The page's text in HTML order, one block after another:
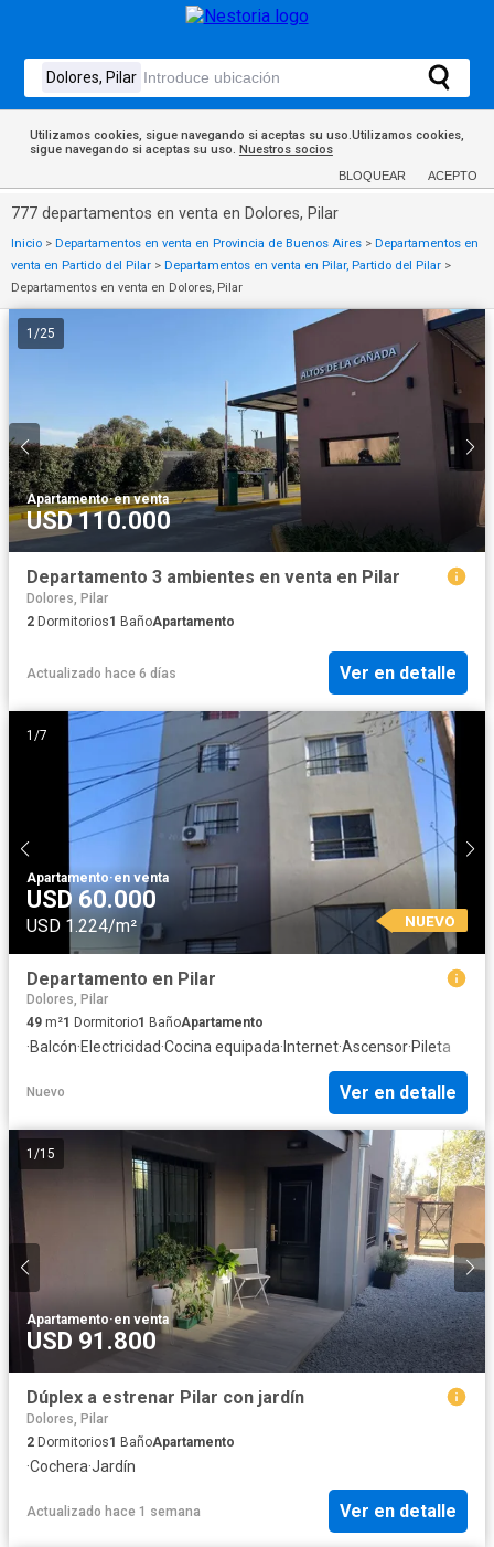
Utilizamos cookies, sigue navegando si aceptas su uso.Utilizamos cookies,
sigue navegando si aceptas su uso. Nuestros socios
BLOQUEAR ACEPTO
777 departamentos en venta en Dolores, Pilar
Inicio > Departamentos en venta en Provincia de Buenos Aires > Departamentos en
venta en Partido del Pilar > Departamentos en venta en Pilar, Partido del Pilar >
Departamentos en venta en Dolores, Pilar
1 /25
Apartamento·en venta
USD 110.000
Departamento 3 ambientes en venta en Pilar
Dolores, Pilar
2 Dormitorios1 BañoApartamento
Actualizado hace 6 días Ver en detalle
1 /7
Apartamento·en venta
USD 60.000
USD 1.224/m² NUEVO
Departamento en Pilar
Dolores, Pilar
49 m²1 Dormitorio1 BañoApartamento
·Balcón·Electricidad·Cocina equipada· Internet·Ascensor·Pileta
Nuevo Ver en detalle
1 /15
Apartamento·en venta
USD 91.800
Dúplex a estrenar Pilar con jardín
Dolores, Pilar
2 Dormitorios1 BañoApartamento
·Cochera·Jardín
Actualizado hace 1 semana Ver en detalle